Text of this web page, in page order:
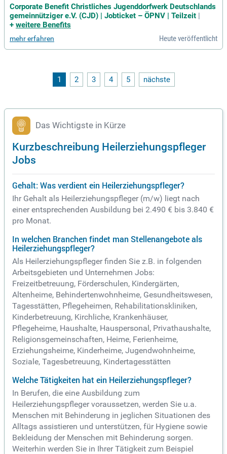
pfleger (w/m/d) für den Standort Amploniusweg 3, 99089 Erf
urt. Bewerber sollten eine abgeschlossene Ausbildung mitbr
ingen und Erfahrung in der Begleitung von Menschen mit Be
n breites Spektrum an pädagogischen Methoden sind uns w
ichtig. Zuverlässigkeit und Teamfähigkeit sind unerlässlich,
iedschaft in einer christlichen Kirche ist wünschenswert. De
r Job ist zunächst auf ein Jahr befristet, mit der Option zur
Corporate Benefit Christliches Jugenddorfwerk Deutschlands
gemeinnütziger e.V. (CJD) | Jobticket – ÖPNV | Teilzeit
+ weitere Benefits
mehr erfahren Heute veröffentlicht
1 2 3 4 5 nächste
Das Wichtigste in Kürze
Kurzbeschreibung Heilerziehungspfleger
Jobs
Gehalt: Was verdient ein Heilerziehungspfleger?
Ihr Gehalt als Heilerziehungspfleger (m/w) liegt nach
einer entsprechenden Ausbildung bei 2.490 € bis 3.840 €
pro Monat.
In welchen Branchen findet man Stellenangebote als
Heilerziehungspfleger?
Als Heilerziehungspfleger finden Sie z.B. in folgenden
Arbeitsgebieten und Unternehmen Jobs:
Freizeitbetreuung, Förderschulen, Kindergärten,
Altenheime, Behindertenwohnheime, Gesundheitswesen,
Tagesstätten, Pflegeheimen, Rehabilitationskliniken,
Kinderbetreuung, Kirchliche, Krankenhäuser,
Pflegeheime, Haushalte, Hauspersonal, Privathaushalte,
Religionsgemeinschaften, Heime, Ferienheime,
Erziehungsheime, Kinderheime, Jugendwohnheime,
Soziale, Tagesbetreuung, Kindertagesstätten
Welche Tätigkeiten hat ein Heilerziehungspfleger?
In Berufen, die eine Ausbildung zum
Heilerziehungspfleger voraussetzen, werden Sie u.a.
Menschen mit Behinderung in jeglichen Situationen des
Alltags assistieren und unterstützen, für Hygiene sowie
Bekleidung der Menschen mit Behinderung sorgen.
Weiterhin werden Sie in Ihrer Tätigkeit zum Beispiel